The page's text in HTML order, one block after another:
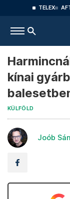
TELEX
kínai
KÜLFÖLD
Joób